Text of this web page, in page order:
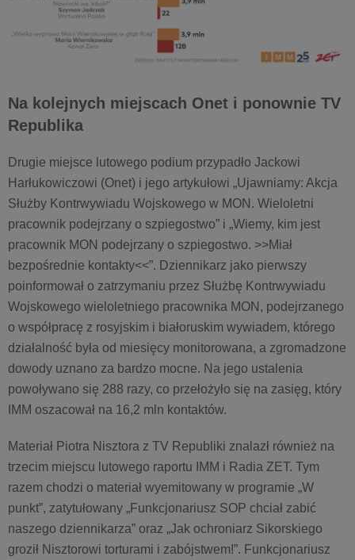
Na kolejnych miejscach Onet i ponownie TV
Republika
Drugie miejsce lutowego podium przypadło Jackowi
Harłukowiczowi (Onet) i jego artykułowi „Ujawniamy: Akcja
Służby Kontrwywiadu Wojskowego w MON. Wieloletni
pracownik podejrzany o szpiegostwo” i „Wiemy, kim jest
pracownik MON podejrzany o szpiegostwo. >>Miał
bezpośrednie kontakty<<”. Dziennikarz jako pierwszy
poinformował o zatrzymaniu przez Służbę Kontrwywiadu
Wojskowego wieloletniego pracownika MON, podejrzanego
o współpracę z rosyjskim i białoruskim wywiadem, którego
działalność była od miesięcy monitorowana, a zgromadzone
dowody uznano za bardzo mocne. Na jego ustalenia
powoływano się 288 razy, co przełożyło się na zasięg, który
IMM oszacował na 16,2 mln kontaktów.
Materiał Piotra Nisztora z TV Republiki znalazł również na
trzecim miejscu lutowego raportu IMM i Radia ZET. Tym
razem chodzi o materiał wyemitowany w programie „W
punkt”, zatytułowany „Funkcjonariusz SOP chciał zabić
naszego dziennikarza” oraz „Jak ochroniarz Sikorskiego
groził Nisztorowi torturami i zabójstwem!”. Funkcjonariusz